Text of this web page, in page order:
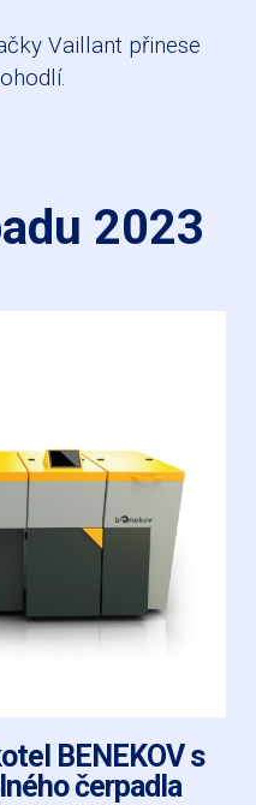
Vaillant přinese
2023
BENEKOV s
čerpadla